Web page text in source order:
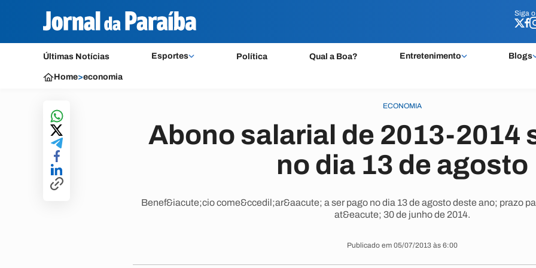
Siga o
Últimas Notícias Esportes Política Qual a Boa? Entretenimento Blogs
Siga o
Home>economia
ECONOMIA
Abono salarial de 2013-2014
no dia 13 de agosto
Benef&iacute;cio come&ccedil;ar&aacute; a ser pago no dia 13 de agosto deste ano; prazo
at&eacute; 30 de junho de 2014.
Publicado em 05/07/2013 às 6:00